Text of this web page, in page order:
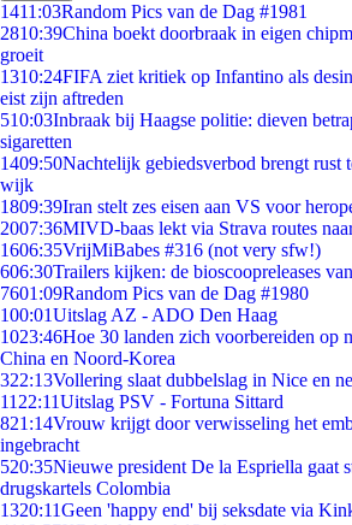
1411:03Random Pics van de Dag #1981
2810:39China boekt doorbraak in eigen
groeit
1310:24FIFA ziet kritiek op Infantino als
eist zijn aftreden
510:03Inbraak bij Haagse politie: dieven
sigaretten
1409:50Nachtelijk gebiedsverbod brengt rust
wijk
1809:39Iran stelt zes eisen aan VS voor
2007:36MIVD-baas lekt via Strava routes
1606:35VrijMiBabes #316 (not very sfw!)
606:30Trailers kijken: de bioscoopreleases
7601:09Random Pics van de Dag #1980
100:01Uitslag AZ - ADO Den Haag
1023:46Hoe 30 landen zich voorbereiden op
China en Noord-Korea
322:13Vollering slaat dubbelslag in Nice en
11 22:11Uitslag PSV - Fortuna Sittard
821:14Vrouw krijgt door verwisseling het
ingebracht
520:35Nieuwe president De la Espriella gaat
drugskartels Colombia
1320:11Geen 'happy end' bij seksdate via